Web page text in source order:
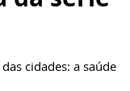
cidades: a saúde